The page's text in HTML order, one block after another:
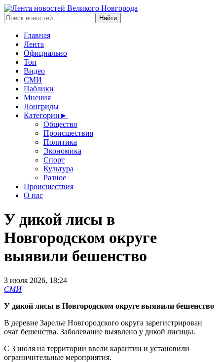
Главная
Лента
Официально
Топ
Видео
СМИ
Паблики
Мнения
Лонгриды
Категории ►
Общество
Происшествия
Политика
Экономика
Спорт
Культура
Разное
Происшествия
О нас
У дикой лисы в
Новгородском округе
выявили бешенство
3 июля 2026, 18:24
СМИ
У дикой лисы в Новгородском округе выявили бешенство
В деревне Зарелье Новгородского округа зарегистрирован
очаг бешенства. Заболевание выявлено у дикой лисицы.
С 3 июля на территории ввели карантин и установили
ограничительные мероприятия.